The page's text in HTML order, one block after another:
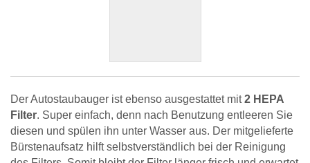
Der Autostaubauger ist ebenso ausgestattet mit2 HEPA
Filter. Super einfach, denn nach Benutzung entleeren Sie
diesen und spülen ihn unter Wasser aus. Der mitgelieferte
Bürstenaufsatz hilft selbstverständlich bei der Reinigung